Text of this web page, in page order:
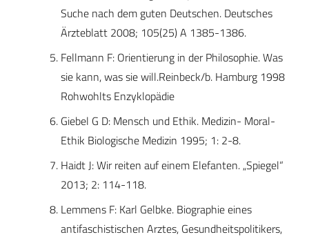
Suche nach dem guten Deutschen. Deutsches
Ärzteblatt 2008; 105(25) A 1385-1386.
Fellmann F: Orientierung in der Philosophie. Was
sie kann, was sie will.Reinbeck/b. Hamburg 1998
Rohwohlts Enzyklopädie
Giebel G D: Mensch und Ethik. Medizin- Moral-
Ethik Biologische Medizin 1995; 1: 2-8.
Haidt J: Wir reiten auf einem Elefanten. „Spiegel“
2013; 2: 114-118.
Lemmens F: Karl Gelbke. Biographie eines
antifaschistischen Arztes, Gesundheitspolitikers,